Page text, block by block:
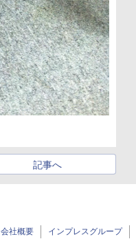
記事へ
会社概要 インプレスグループ